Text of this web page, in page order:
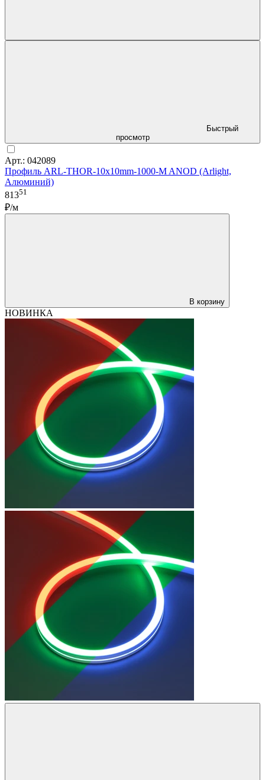
Быстрый
просмотр
Арт.: 042089
Профиль ARL-THOR-10x10mm-1000-M ANOD (Arlight,
Алюминий)
81351
₽/м
В корзину
НОВИНКА